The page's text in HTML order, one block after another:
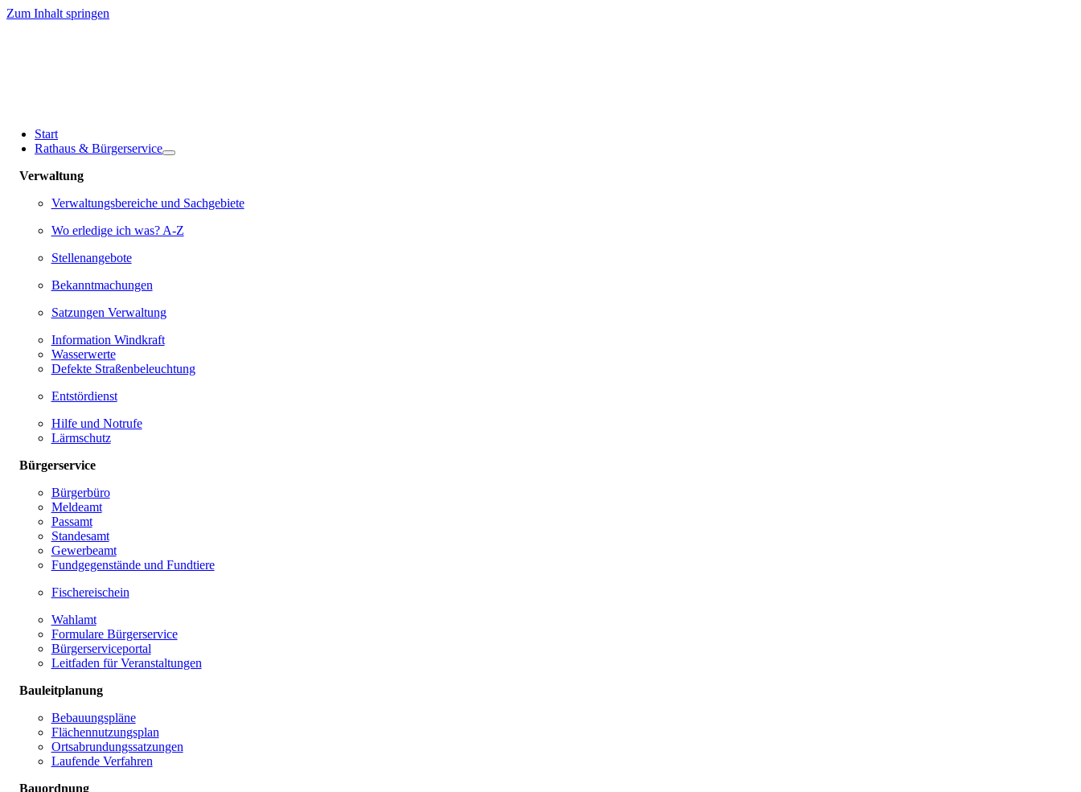
Zum Inhalt springen
Start
Rathaus & Bürgerservice
Verwaltung
Verwaltungsbereiche und Sachgebiete
Wo erledige ich was? A-Z
Stellenangebote
Bekanntmachungen
Satzungen Verwaltung
Information Windkraft
Wasserwerte
Defekte Straßenbeleuchtung
Entstördienst
Hilfe und Notrufe
Lärmschutz
Bürgerservice
Bürgerbüro
Meldeamt
Passamt
Standesamt
Gewerbeamt
Fundgegenstände und Fundtiere
Fischereischein
Wahlamt
Formulare Bürgerservice
Bürgerserviceportal
Leitfaden für Veranstaltungen
Bauleitplanung
Bebauungspläne
Flächennutzungsplan
Ortsabrundungssatzungen
Laufende Verfahren
Bauordnung